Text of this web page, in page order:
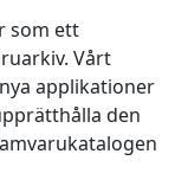
som ett
Vårt
applikationer
den